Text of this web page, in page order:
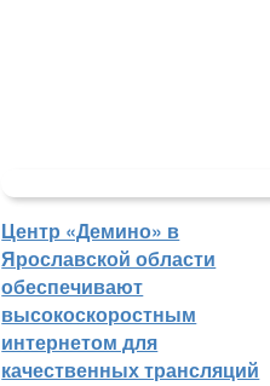
Центр «Демино» в
Ярославской области
обеспечивают
высокоскоростным
интернетом для
качественных трансляций